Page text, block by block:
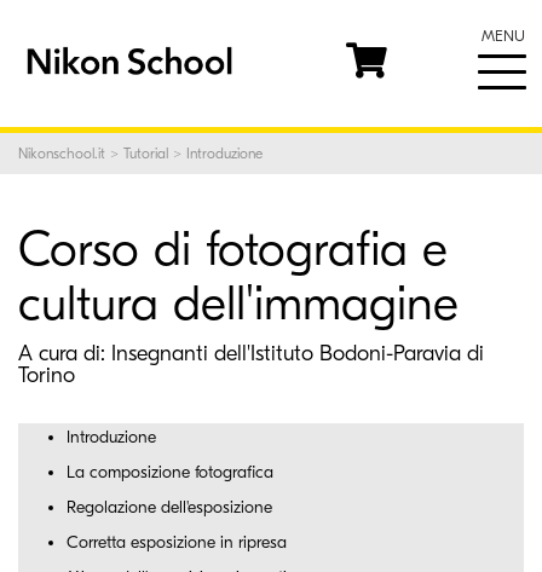
MENU
Nikonschool.it > Tutorial > Introduzione
Corso di fotografia e
cultura dell'immagine
A cura di: Insegnanti dell'Istituto Bodoni-Paravia di
Torino
Introduzione
La composizione fotografica
Regolazione dell'esposizione
Corretta esposizione in ripresa